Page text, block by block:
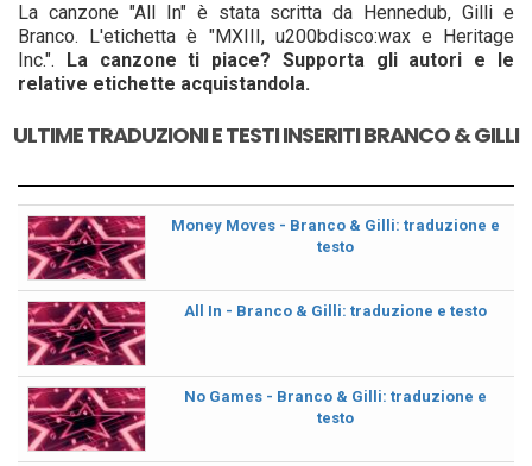
La canzone "All In" è stata scritta da Hennedub, Gilli e
Branco. L'etichetta è "MXIII, u200bdisco:wax e Heritage
Inc.". La canzone ti piace? Supporta gli autori e le
relative etichette acquistandola.
ULTIME TRADUZIONI E TESTI INSERITI BRANCO & GILLI
Money Moves - Branco & Gilli: traduzione e
testo
All In - Branco & Gilli: traduzione e testo
No Games - Branco & Gilli: traduzione e
testo